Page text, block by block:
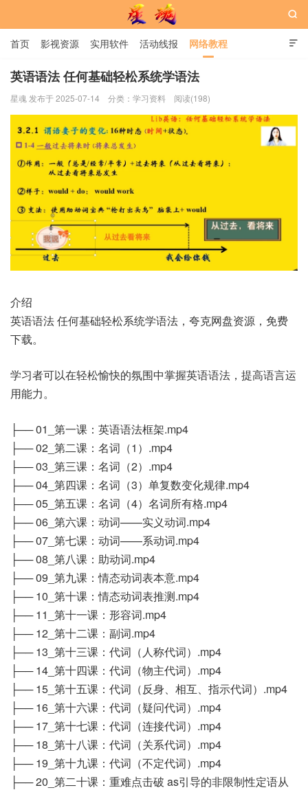
星魂网

首页 影视资源 实用软件 活动线报 网络教程
用户中心 书籍 娱乐

英语语法 任何基础轻松系统学语法
星魂 发布于 2025-07-14 分类： 学习资料 阅读(198)
介绍
英语语法 任何基础轻松系统学语法，夸克网盘资源，免费
下载。
学习者可以在轻松愉快的氛围中掌握英语语法，提高语言运
用能力。
├── 01_第一课：英语语法框架.mp4
├── 02_第二课：名词（1）.mp4
├── 03_第三课：名词（2）.mp4
├── 04_第四课：名词（3）单复数变化规律.mp4
├── 05_第五课：名词（4）名词所有格.mp4
├── 06_第六课：动词——实义动词.mp4
├── 07_第七课：动词——系动词.mp4
├── 08_第八课：助动词.mp4
├── 09_第九课：情态动词表本意.mp4
├── 10_第十课：情态动词表推测.mp4
├── 11_第十一课：形容词.mp4
├── 12_第十二课：副词.mp4
├── 13_第十三课：代词（人称代词）.mp4
├── 14_第十四课：代词（物主代词）.mp4
├── 15_第十五课：代词（反身、相互、指示代词）.mp4
├── 16_第十六课：代词（疑问代词）.mp4
├── 17_第十七课：代词（连接代词）.mp4
├── 18_第十八课：代词（关系代词）.mp4
├── 19_第十九课：代词（不定代词）.mp4
├── 20_第二十课：重难点击破 as引导的非限制性定语从